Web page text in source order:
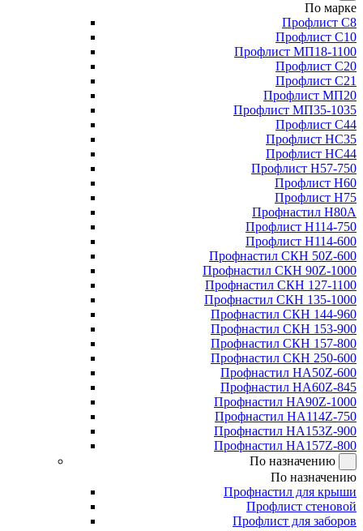
По марке
Профлист С8
Профлист С10
Профлист МП18-1100
Профлист С20
Профлист С21
Профлист МП20
Профлист МП35-1035
Профлист С44
Профлист НС35
Профлист НС44
Профлист Н57-750
Профлист Н60
Профлист Н75
Профнастил Н80А
Профлист Н114-750
Профлист Н114-600
Профнастил СКН 50Z-600
Профнастил СКН 90Z-1000
Профнастил СКН 127-1100
Профнастил СКН 135-1000
Профнастил СКН 144-960
Профнастил СКН 153-900
Профнастил СКН 157-800
Профнастил СКН 250-600
Профнастил НА50Z-600
Профнастил НА60Z-845
Профнастил НА90Z-1000
Профнастил НА114Z-750
Профнастил НА153Z-900
Профнастил НА157Z-800
По назначению
По назначению
Профнастил для крыши
Профлист стеновой
Профлист для заборов